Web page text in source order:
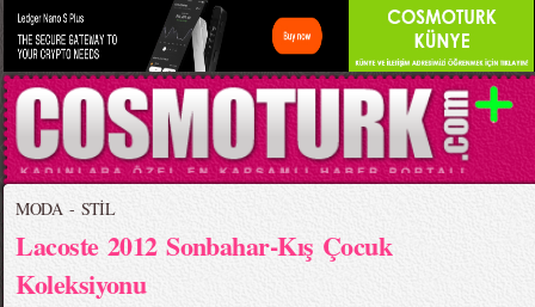
MODA - STİL
Lacoste 2012 Sonbahar-Kış Çocuk
Koleksiyonu